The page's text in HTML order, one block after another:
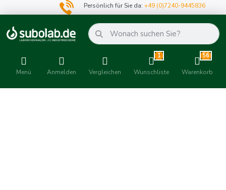
Persönlich für Sie da:+49 (0)7240-9445836
Menü Anmelden Vergleichen
1
Wunschliste
56
Warenkorb